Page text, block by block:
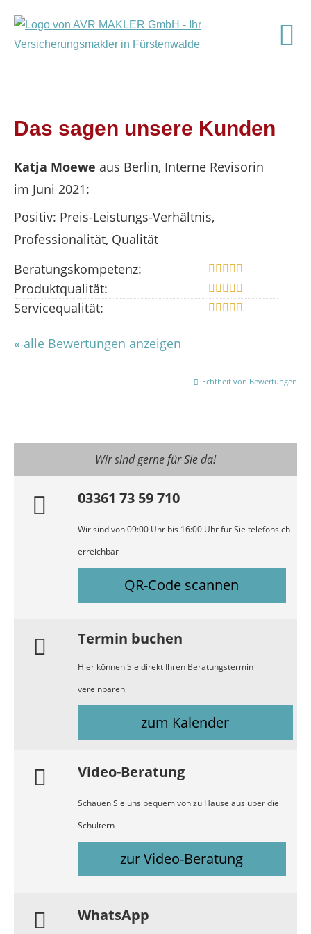
Das sagen unsere Kunden
Katja Moewe aus Berlin, Interne Revisorin
im Juni 2021:
Positiv: Preis-Leistungs-Verhältnis,
Professionalität, Qualität
Beratungskompetenz:
Produktqualität:
Servicequalität:
« alle Bewertungen anzeigen
Echtheit von Bewertungen
Wir sind gerne für Sie da!
03361 73 59 710
Wir sind von 09:00 Uhr bis 16:00 Uhr für Sie telefonsich
erreichbar
QR-Code scannen
Termin buchen
Hier können Sie direkt Ihren Beratungstermin
vereinbaren
zum Kalender
Video-Beratung
Schauen Sie uns bequem von zu Hause aus über die
Schultern
zur Video-Beratung
WhatsApp